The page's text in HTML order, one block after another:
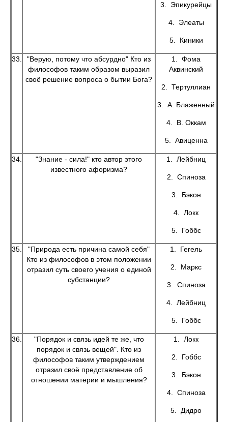
3. Эпикурейцы
4. Элеаты
5. Киники
33.
"Верую, потому что абсурдно" Кто из
философов таким образом выразил
своё решение вопроса о бытии Бога?
1. Фома
Аквинский
2. Тертуллиан
3. А. Блаженный
4. В. Оккам
5. Авиценна
34.
"Знание - сила!" кто автор этого
известного афоризма?
1. Лейбниц
2. Спиноза
3. Бэкон
4. Локк
5. Гоббс
35.
"Природа есть причина самой себя"
Кто из философов в этом положении
отразил суть своего учения о единой
субстанции?
1. Гегель
2. Маркс
3. Спиноза
4. Лейбниц
5. Гоббс
36.
"Порядок и связь идей те же, что
порядок и связь вещей". Кто из
философов таким утверждением
отразил своё представление об
отношении материи и мышления?
1. Локк
2. Гоббс
3. Бэкон
4. Спиноза
5. Дидро